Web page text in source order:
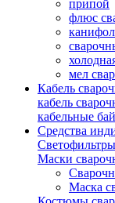
припой
флюс
мел
Кабель
кабель
кабельные
Средства
Светофильтры
Маски
Маска